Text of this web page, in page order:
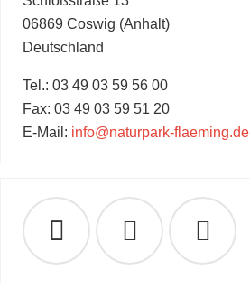
06869 Coswig (Anhalt)
Deutschland
Tel.: 03 49 03 59 56 00
Fax: 03 49 03 59 51 20
E-Mail: info@naturpark-flaeming.de